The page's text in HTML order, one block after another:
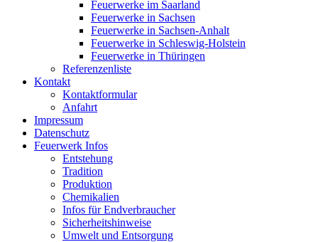
Feuerwerke im Saarland
Feuerwerke in Sachsen
Feuerwerke in Sachsen-Anhalt
Feuerwerke in Schleswig-Holstein
Feuerwerke in Thüringen
Referenzenliste
Kontakt
Kontaktformular
Anfahrt
Impressum
Datenschutz
Feuerwerk Infos
Entstehung
Tradition
Produktion
Chemikalien
Infos für Endverbraucher
Sicherheitshinweise
Umwelt und Entsorgung